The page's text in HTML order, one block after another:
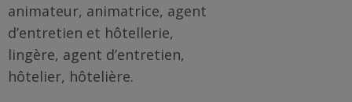
animateur, animatrice, agent
d’entretien et hôtellerie,
lingère, agent d’entretien,
hôtelier, hôtelière.
/ Nounou /
Crèche
Famille